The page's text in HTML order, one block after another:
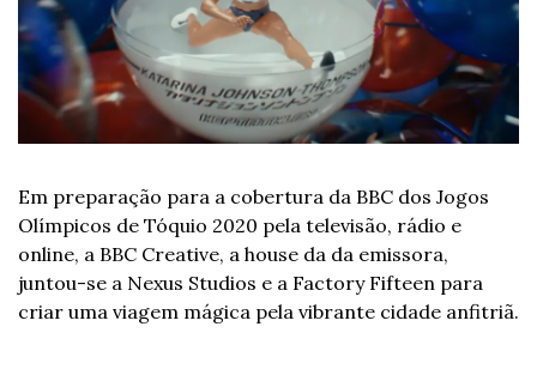
Em preparação para a cobertura da BBC dos Jogos
Olímpicos de Tóquio 2020 pela televisão, rádio e
online, a BBC Creative, a house da da emissora,
juntou-se a Nexus Studios e a Factory Fifteen para
criar uma viagem mágica pela vibrante cidade anfitriã.